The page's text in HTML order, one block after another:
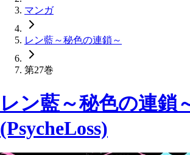
マンガ
レン藍～秘色の連鎖～
第27巻
レン藍～秘色の連鎖
(PsycheLoss)